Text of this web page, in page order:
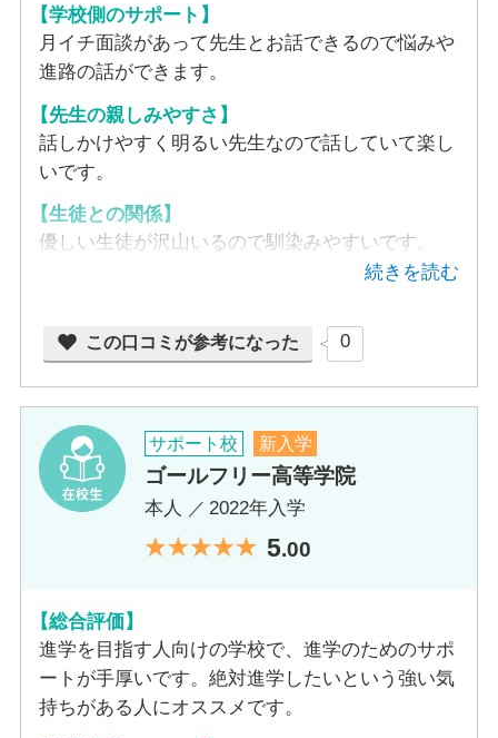
会場：草津キャンパス ／日数：履修科目数に応じて異なりま
す。 ／形態：個別指導型のスクーリングを毎日実施していま
に、毎日登校することも可能です。
教室数
６つ
16台
設備情報
無料Wi-Fi完備。希望者には無料でタブレットをお渡しします。
スクーリング会場／日数／形態
会場：彦根キャンパス ／日数：履修科目数に応じて異なりま
す。 ／形態：個別指導型のスクーリングを毎日実施していま
す。彦根キャンパスのみで完結します。必要最低限の出席以上
に、毎日登校することも可能です。
５つ
あり
７台
・特進コース
・進学コース＋オンラインサポート
会場：北大路キャンパス ／日数：履修科目数に応じて異なりま
す。 ／形態：個別指導型のスクーリングを毎日実施していま
上に、毎日登校することも可能です。
自習室
あり
PC台数
設備情報
無料Wi-Fi完備。希望者には無料でタブレットをお渡しします。
タブレットは卒業後も返却不要です。
スクーリング会場／日数／形態
会場：伏見キャンパス ／日数：履修科目数に応じて異なりま
す。 ／形態：個別指導型のスクーリングを毎日実施していま
す。伏見キャンパスのみで完結します。必要最低限の出席以上
に、毎日登校することも可能です。
教室数
PC台数
5台
タブレットは卒業後も返却不要です。
続きを読む
【学校側のサポート】
月イチ面談があって先生とお話できるので悩みや
進路の話ができます。
【先生の親しみやすさ】
話しかけやすく明るい先生なので話していて楽し
いです。
【生徒との関係】
優しい生徒が沢山いるので馴染みやすいです。
この口コミが参考になった 0
サポート校 新入学
ゴールフリー高等学院
本人 2022年入学
5.00
【総合評価】
進学を目指す人向けの学校で、進学のためのサポ
ートが手厚いです。絶対進学したいという強い気
持ちがある人にオススメです。